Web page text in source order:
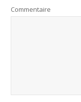
Commentaire